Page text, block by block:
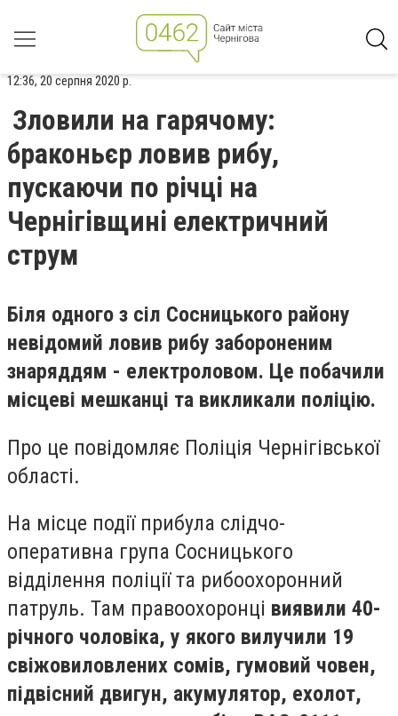
12:36, 20 серпня 2020 р.
Зловили на гарячому:
браконьєр ловив рибу,
пускаючи по річці на
Чернігівщині електричний
струм
Біля одного з сіл Сосницького району
невідомий ловив рибу забороненим
знаряддям - електроловом. Це побачили
місцеві мешканці та викликали поліцію.
Про це повідомляє Поліція Чернігівської
області.
На місце події прибула слідчо-
оперативна група Сосницького
відділення поліції та рибоохоронний
патруль. Там правоохоронці виявили 40-
річного чоловіка, у якого вилучили 19
свіжовиловлених сомів, гумовий човен,
підвісний двигун, акумулятор, ехолот,